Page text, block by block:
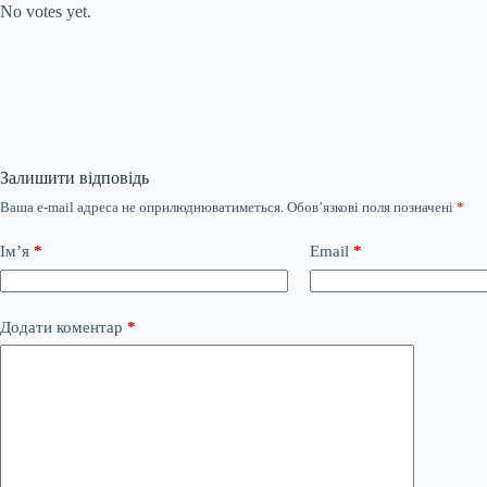
No votes yet.
Залишити відповідь
Ваша e-mail адреса не оприлюднюватиметься. Обов’язкові поля позначені *
Ім’я * Email *
Додати коментар *